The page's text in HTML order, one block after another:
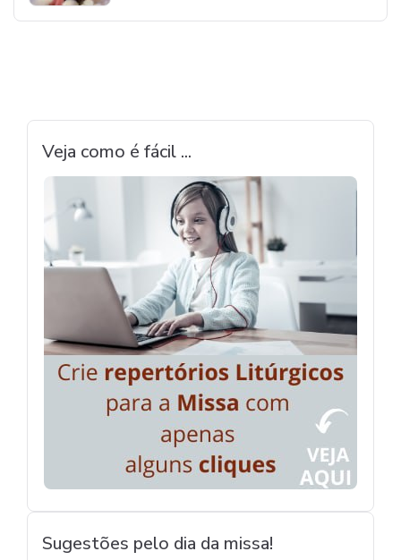
Veja como é fácil ...
Sugestões pelo dia da missa!